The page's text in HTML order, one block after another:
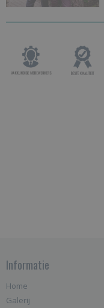
Informatie
Home
Galerij